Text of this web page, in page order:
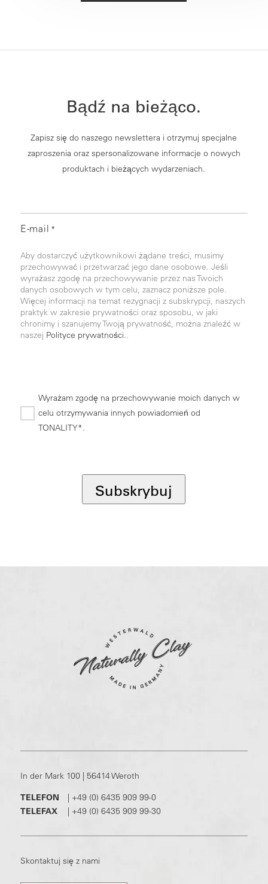
Bądź na bieżąco.
Zapisz się do naszego newslettera i otrzymuj specjalne
zaproszenia oraz spersonalizowane informacje o nowych
produktach i bieżących wydarzeniach.
E-mail *
Aby dostarczyć użytkownikowi żądane treści, musimy
przechowywać i przetwarzać jego dane osobowe. Jeśli
wyrażasz zgodę na przechowywanie przez nas Twoich
danych osobowych w tym celu, zaznacz poniższe pole.
Więcej informacji na temat rezygnacji z subskrypcji, naszych
praktyk w zakresie prywatności oraz sposobu, w jaki
chronimy i szanujemy Twoją prywatność, można znaleźć w
naszej Polityce prywatności..
Wyrażam zgodę na przechowywanie moich danych w
celu otrzymywania innych powiadomień od
TONALITY*.
Subskrybuj
In der Mark 100 | 56414 Weroth
TELEFON
| +49 (0) 6435 909 99-0
TELEFAX
| +49 (0) 6435 909 99-30
Skontaktuj się z nami